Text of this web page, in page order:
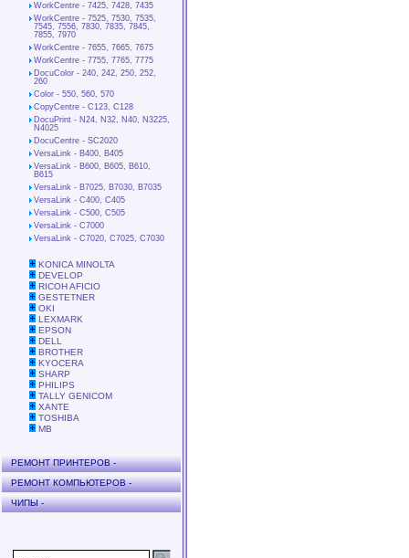
WorkCentre - 7425, 7428, 7435
WorkCentre - 7525, 7530, 7535,
7545, 7556, 7830, 7835, 7845,
7855, 7970
WorkCentre - 7655, 7665, 7675
WorkCentre - 7755, 7765, 7775
DocuColor - 240, 242, 250, 252,
260
Color - 550, 560, 570
CopyCentre - C123, C128
DocuPrint - N24, N32, N40, N3225,
N4025
DocuCentre - SC2020
VersaLink - B400, B405
VersaLink - B600, B605, B610,
B615
VersaLink - B7025, B7030, B7035
VersaLink - C400, C405
VersaLink - C500, C505
VersaLink - C7000
VersaLink - C7020, C7025, C7030
KONICA MINOLTA
DEVELOP
RICOH AFICIO
GESTETNER
OKI
LEXMARK
EPSON
DELL
BROTHER
KYOCERA
SHARP
PHILIPS
TALLY GENICOM
XANTE
TOSHIBA
MB
РЕМОНТ ПРИНТЕРОВ -
РЕМОНТ КОМПЬЮТЕРОВ -
ЧИПЫ -